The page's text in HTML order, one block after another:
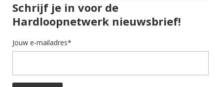
Schrijf je in voor de
Hardloopnetwerk nieuwsbrief!
Jouw e-mailadres*